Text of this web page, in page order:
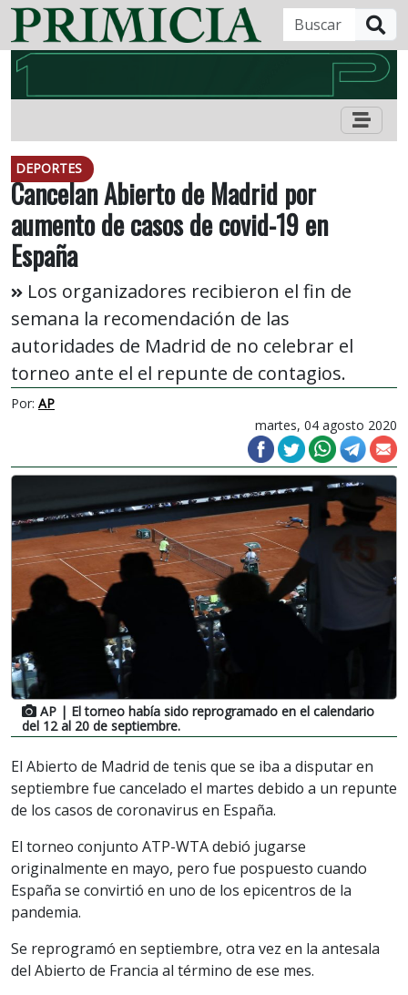
DEPORTES
Cancelan Abierto de Madrid por
aumento de casos de covid-19 en
España
Los organizadores recibieron el fin de
semana la recomendación de las
autoridades de Madrid de no celebrar el
torneo ante el el repunte de contagios.
Por: AP
martes, 04 agosto 2020
AP | El torneo había sido reprogramado en el calendario
del 12 al 20 de septiembre.
El Abierto de Madrid de tenis que se iba a disputar en
septiembre fue cancelado el martes debido a un repunte
de los casos de coronavirus en España.
El torneo conjunto ATP-WTA debió jugarse
originalmente en mayo, pero fue pospuesto cuando
España se convirtió en uno de los epicentros de la
pandemia.
Se reprogramó en septiembre, otra vez en la antesala
del Abierto de Francia al término de ese mes.